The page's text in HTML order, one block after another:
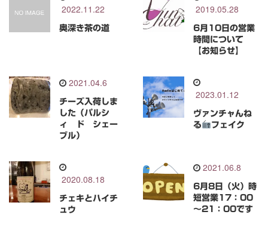
2022.11.22
奥深き茶の道
2019.05.28
6月10日の営業
時間について
【お知らせ】
2021.04.6
チーズ入荷しま
した（パルシ
ィ ド シェー
ブル）
2023.01.12
ヴァンチャんね
る
フェイク
2020.08.18
チェキとハイチ
ュウ
2021.06.8
6月8日（火）時
短営業17：00
～21：00です